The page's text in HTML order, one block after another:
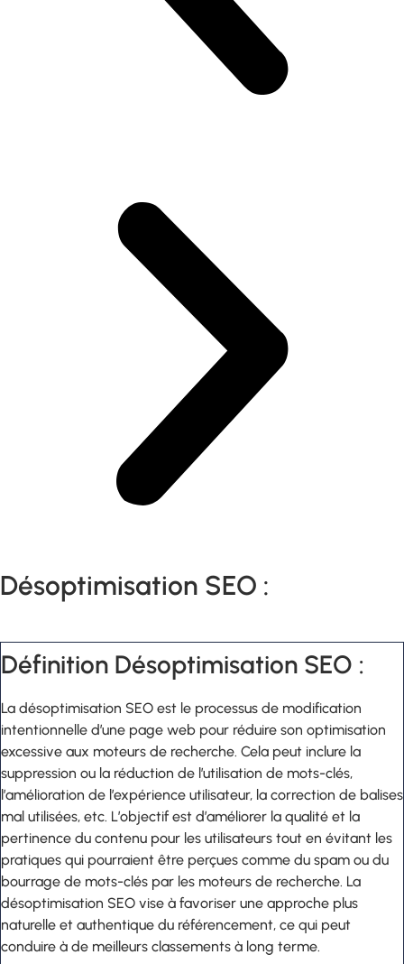
Désoptimisation SEO :
Définition Désoptimisation SEO :
La désoptimisation SEO est le processus de modification
intentionnelle d’une page web pour réduire son optimisation
excessive aux moteurs de recherche. Cela peut inclure la
suppression ou la réduction de l’utilisation de mots-clés,
l’amélioration de l’expérience utilisateur, la correction de balises
mal utilisées, etc. L’objectif est d’améliorer la qualité et la
pertinence du contenu pour les utilisateurs tout en évitant les
pratiques qui pourraient être perçues comme du spam ou du
bourrage de mots-clés par les moteurs de recherche. La
désoptimisation SEO vise à favoriser une approche plus
naturelle et authentique du référencement, ce qui peut
conduire à de meilleurs classements à long terme.